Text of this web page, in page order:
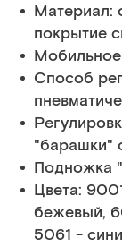
Материал:
покрытие
Способ
"барашки"
Подножка
Цвета:
бежевый,
5061 -